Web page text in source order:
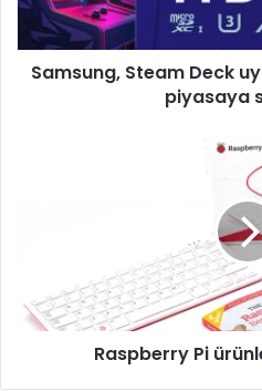
kart
piyasaya
sürüyor!
Samsung, Steam Deck
piyasaya
Raspberry Pi